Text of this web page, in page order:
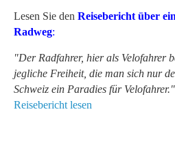
Lesen Sie den Reisebericht über
Radweg:
"Der Radfahrer, hier als Velofahrer
jegliche Freiheit, die man sich nur
Schweiz ein Paradies für Velofahrer."
Reisebericht lesen